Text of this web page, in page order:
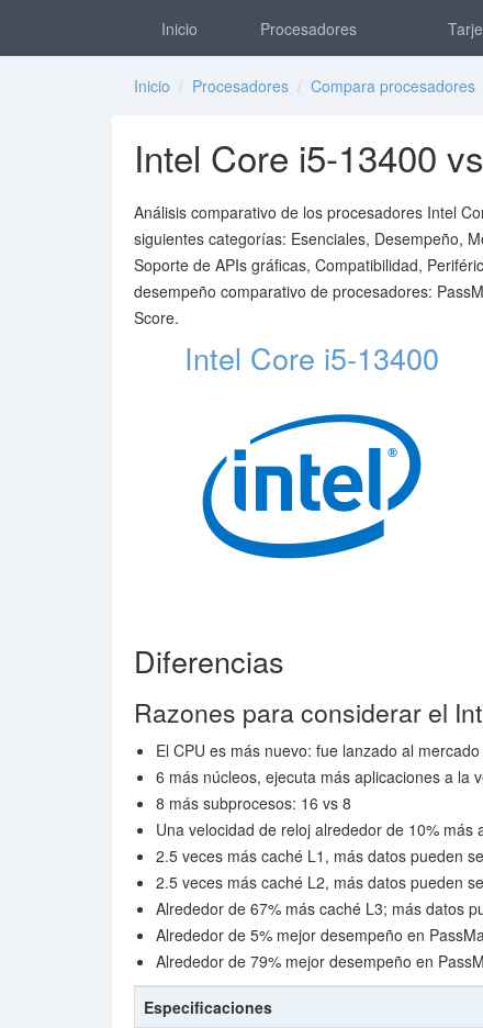
Inicio Procesadores
Inicio / Procesadores / Compara procesadores
Intel Core i5-13400
Análisis comparativo de los procesadores Intel
siguientes categorías: Esenciales, Desempeño,
Soporte de APIs gráficas, Compatibilidad,
desempeño comparativo de procesadores:
Score.
Intel Core i5-13400
Diferencias
Razones para considerar el
El CPU es más nuevo: fue lanzado al
6 más núcleos, ejecuta más aplicaciones a la
8 más subprocesos: 16 vs 8
Una velocidad de reloj alrededor de 10% más
2.5 veces más caché L1, más datos pueden
2.5 veces más caché L2, más datos pueden
Alrededor de 67% más caché L3; más datos
Alrededor de 5% mejor desempeño en
Alrededor de 79% mejor desempeño en
Especificaciones